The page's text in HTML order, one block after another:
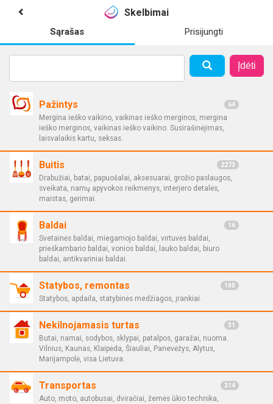
Skelbimai
Sąrašas Prisijungti
Įdėti
Pažintys 64
Mergina ieško vaikino, vaikinas ieško merginos, mergina
ieško merginos, vaikinas ieško vaikino. Susirašinėjimas,
laisvalaikis kartu, seksas.
Buitis 2273
Drabužiai, batai, papuošalai, aksesuarai, grožio paslaugos,
sveikata, namų apyvokos reikmenys, interjero detalės,
maistas, gėrimai.
Baldai 16
Svetainės baldai, miegamojo baldai, virtuvės baldai,
prieškambario baldai, vonios baldai, lauko baldai, biuro
baldai, antikvariniai baldai.
Statybos, remontas 100
Statybos, apdaila, statybinės medžiagos, įrankiai.
Nekilnojamasis turtas 31
Butai, namai, sodybos, sklypai, patalpos, garažai, nuoma.
Vilnius, Kaunas, Klaipėda, Šiauliai, Panevėžys, Alytus,
Marijampolė, visa Lietuva.
Transportas 314
Auto, moto, autobusai, dviračiai, žemės ūkio technika,